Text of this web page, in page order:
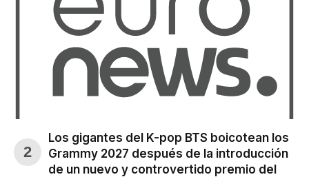
Los gigantes del K-pop BTS boicotean los
Grammy 2027 después de la introducción
de un nuevo y controvertido premio del